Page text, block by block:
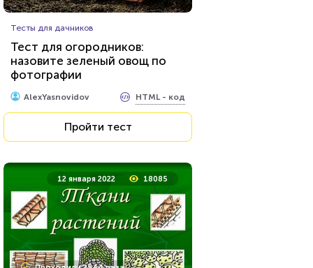
Тесты для дачников
Тест для огородников:
назовите зеленый овощ по
фотографии
AlexYasnovidov HTML - код
Пройти тест
12 января 2022 18085